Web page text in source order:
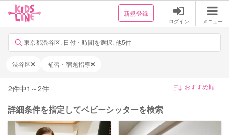
新規登録
ログイン メニュー
東京都渋谷区, 日付・時間を選択, 他5件
渋谷区 補習・宿題指導
2件中1 ～2件
詳細条件を指定してベビーシッターを検索